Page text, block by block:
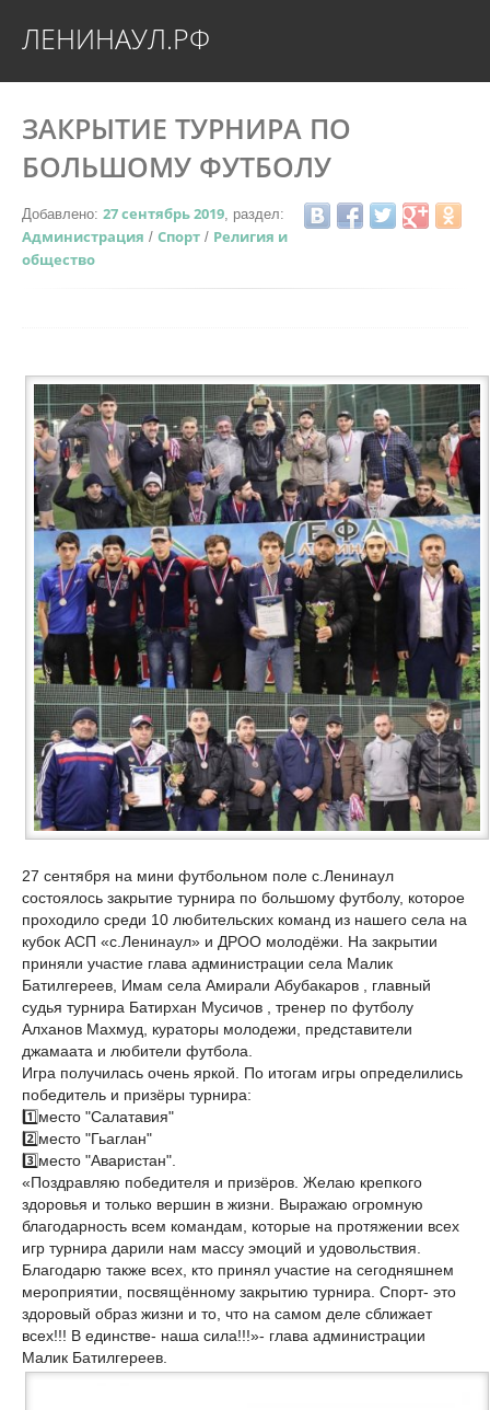
ЛЕНИНАУЛ.РФ
ЗАКРЫТИЕ ТУРНИРА ПО
БОЛЬШОМУ ФУТБОЛУ
Добавлено: 27 сентябрь 2019, раздел:
Администрация / Спорт / Религия и
общество
27 сентября на мини футбольном поле с.Ленинаул
состоялось закрытие турнира по большому футболу, которое
проходило среди 10 любительских команд из нашего села на
кубок АСП «с.Ленинаул» и ДРОО молодёжи. На закрытии
приняли участие глава администрации села Малик
Батилгереев, Имам села Амирали Абубакаров , главный
судья турнира Батирхан Мусичов , тренер по футболу
Алханов Махмуд, кураторы молодежи, представители
джамаата и любители футбола.
Игра получилась очень яркой. По итогам игры определились
победитель и призёры турнира:
1️⃣место "Салатавия"
2️⃣место "Гьаглан"
3️⃣место "Аваристан".
«Поздравляю победителя и призёров. Желаю крепкого
здоровья и только вершин в жизни. Выражаю огромную
благодарность всем командам, которые на протяжении всех
игр турнира дарили нам массу эмоций и удовольствия.
Благодарю также всех, кто принял участие на сегодняшнем
мероприятии, посвящённому закрытию турнира. Спорт- это
здоровый образ жизни и то, что на самом деле сближает
всех!!! В единстве- наша сила!!!»- глава администрации
Малик Батилгереев.